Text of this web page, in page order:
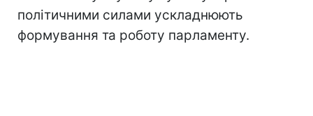
політичними силами ускладнюють
формування та роботу парламенту.